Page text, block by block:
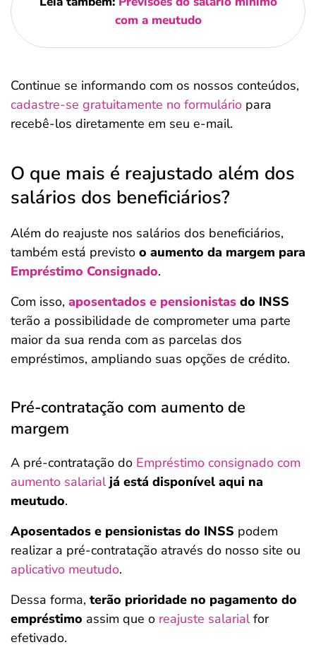
com a meutudo
Continue se informando com os nossos conteúdos,
cadastre-se gratuitamente no formulário para
recebê-los diretamente em seu e-mail.
O que mais é reajustado além dos
salários dos beneficiários?
Além do reajuste nos salários dos beneficiários,
também está previsto o aumento da margem para
Empréstimo Consignado.
Com isso, aposentados e pensionistas do INSS
terão a possibilidade de comprometer uma parte
maior da sua renda com as parcelas dos
empréstimos, ampliando suas opções de crédito.
Pré-contratação com aumento de
margem
A pré-contratação do Empréstimo consignado com
aumento salarial já está disponível aqui na
meutudo.
Aposentados e pensionistas do INSS podem
realizar a pré-contratação através do nosso site ou
aplicativo meutudo.
Dessa forma, terão prioridade no pagamento do
empréstimo assim que o reajuste salarialfor
efetivado.